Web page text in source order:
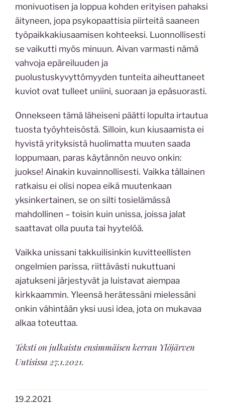
monivuotisen ja loppua kohden erityisen pahaksi
äityneen, jopa psykopaattisia piirteitä saaneen
työpaikkakiusaamisen kohteeksi. Luonnollisesti
se vaikutti myös minuun. Aivan varmasti nämä
vahvoja epäreiluuden ja
puolustuskyvyttömyyden tunteita aiheuttaneet
kuviot ovat tulleet uniini, suoraan ja epäsuorasti.
Onnekseen tämä läheiseni päätti lopulta irtautua
tuosta työyhteisöstä. Silloin, kun kiusaamista ei
hyvistä yrityksistä huolimatta muuten saada
loppumaan, paras käytännön neuvo onkin:
juokse! Ainakin kuvainnollisesti. Vaikka tällainen
ratkaisu ei olisi nopea eikä muutenkaan
yksinkertainen, se on silti tosielämässä
mahdollinen – toisin kuin unissa, joissa jalat
saattavat olla puuta tai hyytelöä.
Vaikka unissani takkuilisinkin kuvitteellisten
ongelmien parissa, riittävästi nukuttuani
ajatukseni järjestyvät ja luistavat aiempaa
kirkkaammin. Yleensä herätessäni mielessäni
onkin vähintään yksi uusi idea, jota on mukavaa
alkaa toteuttaa.
Teksti on julkaistu ensimmäisen kerran Ylöjärven
Uutisissa 27.1.2021.
19.2.2021